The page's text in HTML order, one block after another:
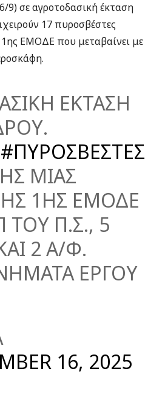
9) σε αγροτοδασική έκταση
17 πυροσβέστες
ΕΜΟΔΕ που μεταβαίνει με
ΕΚΤΑΣΗ
#ΠΥΡΟΣΒΕΣΤΕΣ
ΜΙΑΣ
1ΗΣ ΕΜΟΔΕ
ΤΟΥ Π.Σ., 5
2 Α/Φ.
ΕΡΓΟΥ
16, 2025